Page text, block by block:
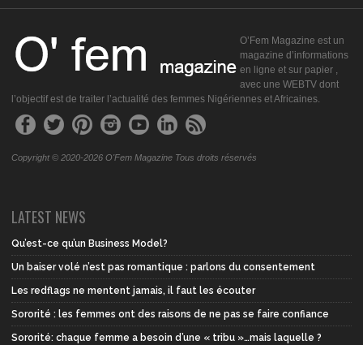
O’Fem Magazine est un
magazine d’informations
en ligne et sur papier ,
avec une WEBTV dont
l’objectif est de traiter l’actualité des femmes Nigériennes et Africaines.
Copyright © 2020-2026 O'Fem Magazine Tous droits réservés
LATEST NEWS
Qu’est-ce qu’un Business Model?
Un baiser volé n’est pas romantique : parlons du consentement
Les redflags ne mentent jamais, il faut les écouter
Sororité : les femmes ont des raisons de ne pas se faire confiance
Sororité: chaque femme a besoin d’une « tribu »…mais laquelle ?